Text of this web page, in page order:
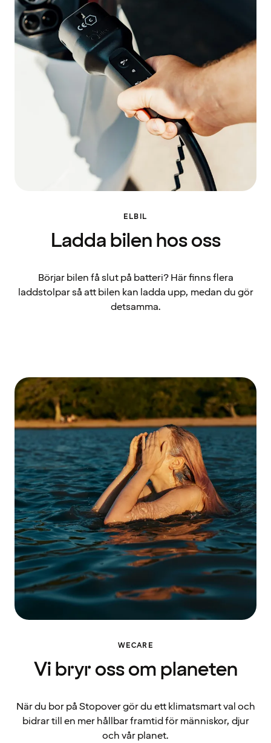
ELBIL
Ladda bilen hos oss
Börjar bilen få slut på batteri? Här finns flera
laddstolpar så att bilen kan ladda upp, medan du gör
detsamma.
WECARE
Vi bryr oss om planeten
När du bor på Stopover gör du ett klimatsmart val och
bidrar till en mer hållbar framtid för människor, djur
och vår planet.